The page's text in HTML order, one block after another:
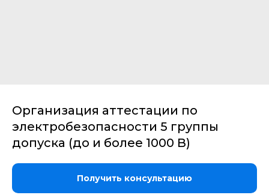
Организация аттестации по
электробезопасности 5 группы
допуска (до и более 1000 В)
Получить консультацию